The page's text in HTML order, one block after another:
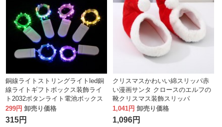
銅線ライトストリングライトled銅
線ライトギフトボックス装飾ライ
ト2032ボタンライト電池ボックス
ライトフラワーケーキストリング
ライト
299円 卸売り価格
315円
クリスマスかわいい綿スリッパ赤
い漫画サンタ クロースのエルフの
靴クリスマス装飾スリッパ
1,041円 卸売り価格
1,096円